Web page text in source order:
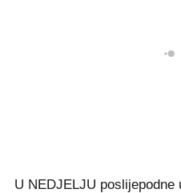
U NEDJELJU